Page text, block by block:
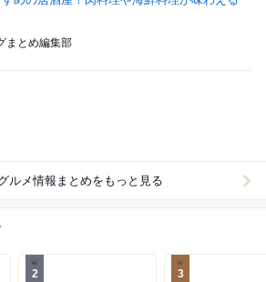
まとめ編集部
ルメ情報まとめをもっと見る
2 3